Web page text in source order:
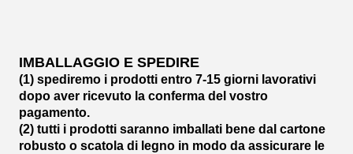
IMBALLAGGIO E SPEDIRE
(1) spediremo i prodotti entro 7-15 giorni lavorativi
dopo aver ricevuto la conferma del vostro
pagamento.
(2) tutti i prodotti saranno imballati bene dal cartone
robusto o scatola di legno in modo da assicurare le